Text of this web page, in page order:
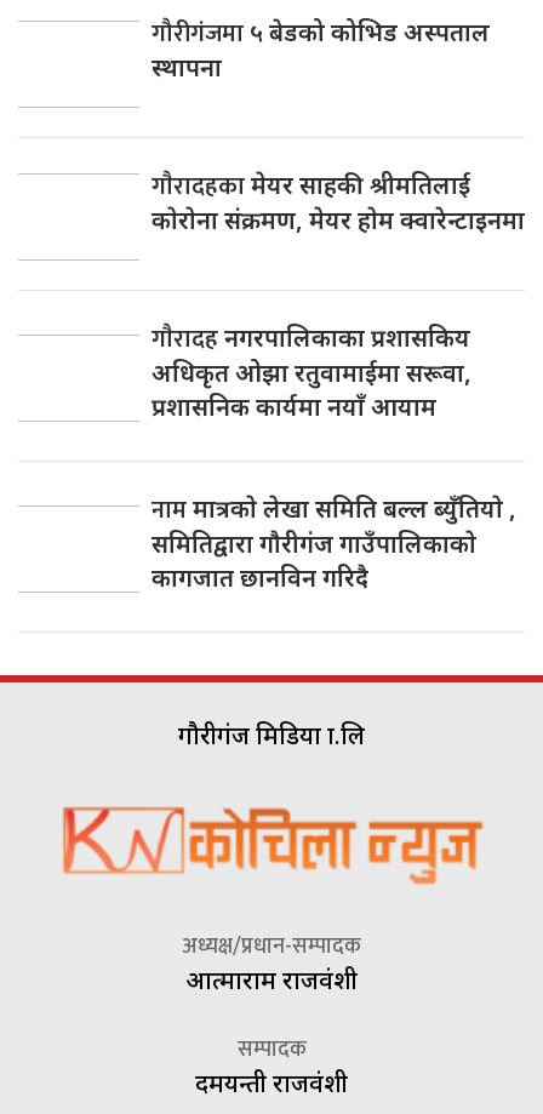
गौरीगंजमा ५ बेडको कोभिड अस्पताल
स्थापना
गाैरादहकामेयर साहकी श्रीमतिलाई
काेराेना संक्रमण, मेयर हाेम क्वारेन्टाइनमा
गाैरादहनगरपालिकाका प्रशासकिय
अधिकृत ओझा रतुवामाईमा सरूवा,
प्रशासनिक कार्यमा नयाँ आयाम
नाममात्रकाे लेखा समिति बल्ल ब्युँतियाे ,
समितिद्वारा गाैरीगंज गाउँपालिकाकाे
कागजात छानविन गरिदै
गौरीगंज मिडिया प्रा.लि
अध्यक्ष/प्रधान-सम्पादक
आत्माराम राजवंशी
सम्पादक
दमयन्ती राजवंशी